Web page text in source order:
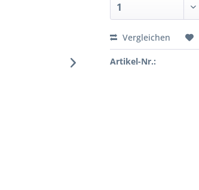
Vergleichen
Artikel-Nr.: